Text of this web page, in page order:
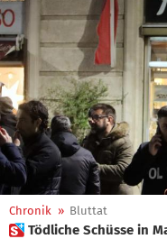
Chronik » Bluttat
 Tödliche Schüsse in